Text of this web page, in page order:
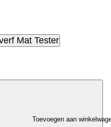
Mat Tester
Toevoegen aan